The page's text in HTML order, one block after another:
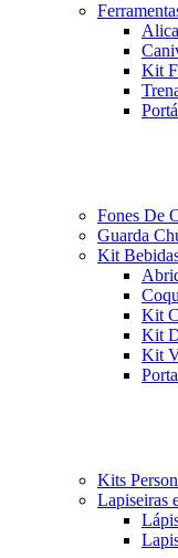
Kit
Fones De
Guarda
Kit
Kit
Kit
Kit
Kits
Lapiseiras